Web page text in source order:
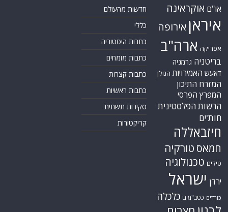
או"ם אוקראינה
איראן אירופה
אפריקה ארה"ב
בריטניה גרמניה
דאעש האמירויות הגולן
המזרח התיכון
המפרץ הפרסי
הרשות הפלסטינית
חות'ים
חיזבאללה
חמאס טורקיה
טילים טכנולוגיה
ירדן ישראל
כורדים כטב"מים כלכלה
חדשות מהעולם
כללי
כתבות היסטוריה
כתבות מומחים
כתבות קצרות
כתבות ראשיות
סקירות תשתית
קריקטורות